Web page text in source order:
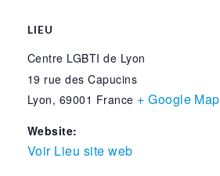
LIEU
Centre LGBTI de Lyon
19 rue des Capucins
Lyon, 69001 France + Google Map
Website:
Voir Lieu site web